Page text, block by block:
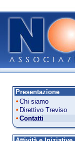
Presentazione
Chi siamo
Direttivo Treviso
Contatti